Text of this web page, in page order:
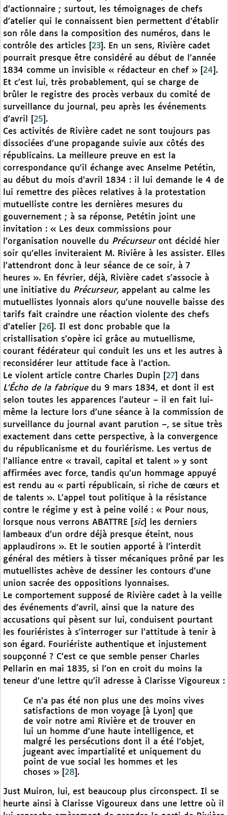
d’actionnaire ; surtout, les témoignages de chefs
d’atelier qui le connaissent bien permettent d’établir
son rôle dans la composition des numéros, dans le
contrôle des articles
23 . En un sens, Rivière cadet
pourrait presque être considéré au début de l’année
1834 comme un invisible « rédacteur en chef »
24 .
Et c’est lui, très probablement, qui se charge de
brûler le registre des procès verbaux du comité de
surveillance du journal, peu après les événements
d’avril
25 .
Ces activités de Rivière cadet ne sont toujours pas
dissociées d’une propagande suivie aux côtés des
républicains. La meilleure preuve en est la
correspondance qu’il échange avec Anselme Petétin,
au début du mois d’avril 1834 : il lui demande le 4 de
lui remettre des pièces relatives à la protestation
mutuelliste contre les dernières mesures du
gouvernement ; à sa réponse, Petétin joint une
invitation : « Les deux commissions pour
l’organisation nouvelle du Précurseuront décidé hier
soir qu’elles inviteraient M. Rivière à les assister. Elles
l’attendront donc à leur séance de ce soir, à 7
heures ». En février, déjà, Rivière cadet s’associe à
une initiative du Précurseur, appelant au calme les
mutuellistes lyonnais alors qu’une nouvelle baisse des
tarifs fait craindre une réaction violente des chefs
d’atelier
26 . Il est donc probable que la
cristallisation s’opère ici grâce au mutuellisme,
courant fédérateur qui conduit les uns et les autres à
reconsidérer leur attitude face à l’action.
Le violent article contre Charles Dupin
27
dans
L’Écho de la fabriquedu 9 mars 1834, et dont il est
selon toutes les apparences l’auteur – il en fait lui-
même la lecture lors d’une séance à la commission de
surveillance du journal avant parution –, se situe très
exactement dans cette perspective, à la convergence
du républicanisme et du fouriérisme. Les vertus de
l’alliance entre « travail, capital et talent » y sont
affirmées avec force, tandis qu’un hommage appuyé
est rendu au « parti républicain, si riche de cœurs et
de talents ». L’appel tout politique à la résistance
contre le régime y est à peine voilé : « Pour nous,
lorsque nous verrons ABATTRE [ sic] les derniers
lambeaux d’un ordre déjà presque éteint, nous
applaudirons ». Et le soutien apporté à l’interdit
général des métiers à tisser mécaniques prôné par les
mutuellistes achève de dessiner les contours d’une
union sacrée des oppositions lyonnaises.
Le comportement supposé de Rivière cadet à la veille
des événements d’avril, ainsi que la nature des
accusations qui pèsent sur lui, conduisent pourtant
les fouriéristes à s’interroger sur l’attitude à tenir à
son égard. Fouriériste authentique et injustement
soupçonné ? C’est ce que semble penser Charles
Pellarin en mai 1835, si l’on en croit du moins la
teneur d’une lettre qu’il adresse à Clarisse Vigoureux :
Ce n’a pas été non plus une des moins vives
satisfactions de mon voyage [à Lyon] que
de voir notre ami Rivière et de trouver en
lui un homme d’une haute intelligence, et
malgré les persécutions dont il a été l’objet,
jugeant avec impartialité et uniquement du
point de vue social les hommes et les
choses »
28 .
Just Muiron, lui, est beaucoup plus circonspect. Il se
heurte ainsi à Clarisse Vigoureux dans une lettre où il